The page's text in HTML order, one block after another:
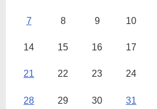
7 8 9 10
14 15 16 17
21 22 23 24
28 29 30 31